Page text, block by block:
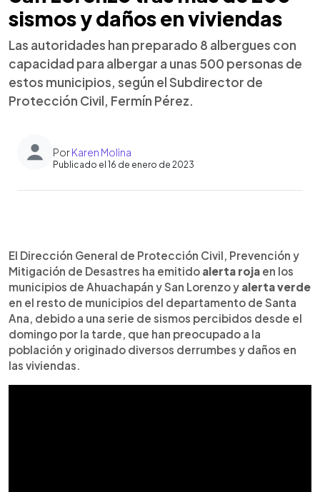
sismos y daños en viviendas
Las autoridades han preparado 8 albergues con
capacidad para albergar a unas 500 personas de
estos municipios, según el Subdirector de
Protección Civil, Fermín Pérez.
PorKaren Molina
Publicado el 16 de enero de 2023
Escuchar artículo
El Dirección General de Protección Civil, Prevención y
Mitigación de Desastres ha emitido alerta roja en los
municipios de Ahuachapán y San Lorenzo y alerta verde
en el resto de municipios del departamento de Santa
Ana, debido a una serie de sismos percibidos desde el
domingo por la tarde, que han preocupado a la
población y originado diversos derrumbes y daños en
las viviendas.